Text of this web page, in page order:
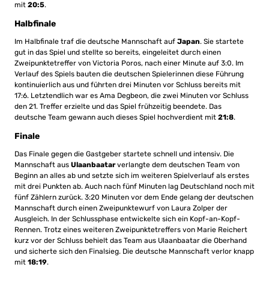
mit 20:5.
Halbfinale
Im Halbfinale traf die deutsche Mannschaft auf Japan. Sie startete
gut in das Spiel und stellte so bereits, eingeleitet durch einen
Zweipunktetreffer von Victoria Poros, nach einer Minute auf 3:0. Im
Verlauf des Spiels bauten die deutschen Spielerinnen diese Führung
kontinuierlich aus und führten drei Minuten vor Schluss bereits mit
17:6. Letztendlich war es Ama Degbeon, die zwei Minuten vor Schluss
den 21. Treffer erzielte und das Spiel frühzeitig beendete. Das
deutsche Team gewann auch dieses Spiel hochverdient mit 21:8.
Finale
Das Finale gegen die Gastgeber startete schnell und intensiv. Die
Mannschaft aus Ulaanbaatarverlangte dem deutschen Team von
Beginn an alles ab und setzte sich im weiteren Spielverlauf als erstes
mit drei Punkten ab. Auch nach fünf Minuten lag Deutschland noch mit
fünf Zählern zurück. 3:20 Minuten vor dem Ende gelang der deutschen
Mannschaft durch einen Zweipunktewurf von Laura Zolper der
Ausgleich. In der Schlussphase entwickelte sich ein Kopf-an-Kopf-
Rennen. Trotz eines weiteren Zweipunktetreffers von Marie Reichert
kurz vor der Schluss behielt das Team aus Ulaanbaatar die Oberhand
und sicherte sich den Finalsieg. Die deutsche Mannschaft verlor knapp
mit 18:19.